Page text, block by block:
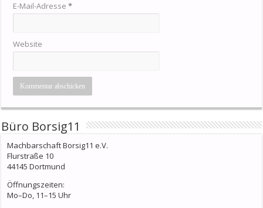
E-Mail-Adresse*
Website
Büro Borsig11
Machbarschaft Borsig11 e.V.
Flurstraße 10
44145 Dortmund
Öffnungszeiten:
Mo–Do, 11–15 Uhr